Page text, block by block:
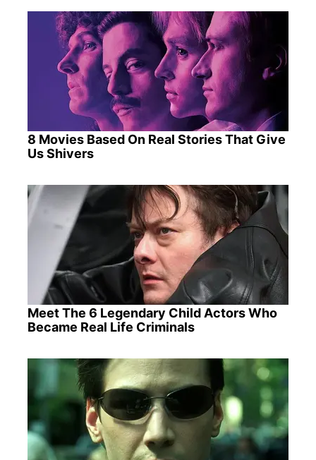
8 Movies Based On Real Stories That Give
Us Shivers
Meet The 6 Legendary Child Actors Who
Became Real Life Criminals